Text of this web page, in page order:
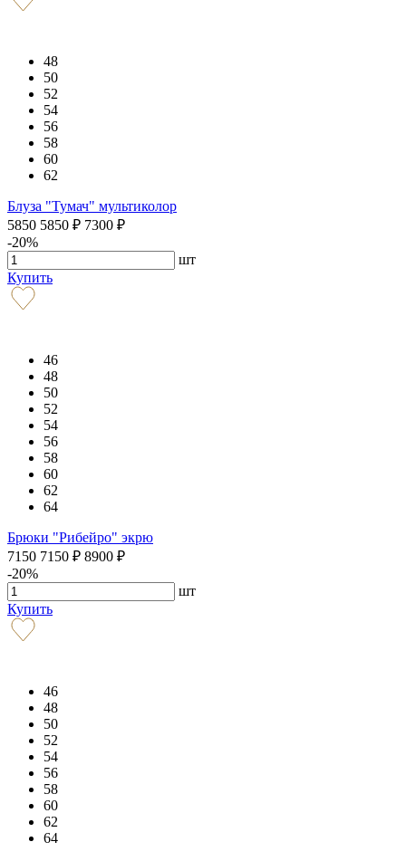
48
50
52
54
56
58
60
62
Блуза "Тумач" мультиколор
5850 5850 ₽ 7300 ₽
-20%
шт
Купить
46
48
50
52
54
56
58
60
62
64
Брюки "Рибейро" экрю
7150 7150 ₽ 8900 ₽
-20%
шт
Купить
46
48
50
52
54
56
58
60
62
64